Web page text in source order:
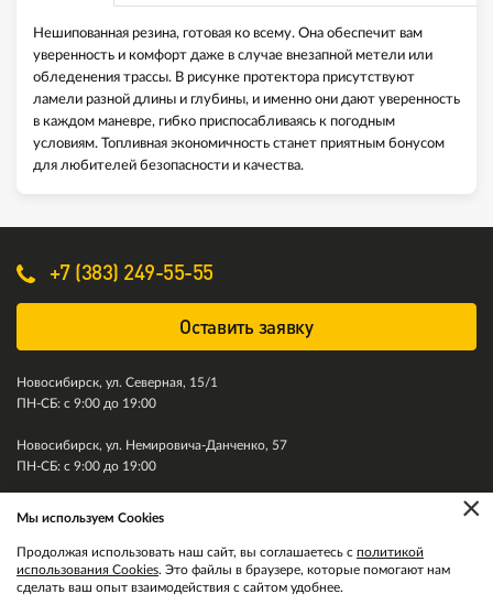
Нешипованная резина, готовая ко всему. Она обеспечит вам
уверенность и комфорт даже в случае внезапной метели или
обледенения трассы. В рисунке протектора присутствуют
ламели разной длины и глубины, и именно они дают уверенность
в каждом маневре, гибко приспосабливаясь к погодным
условиям. Топливная экономичность станет приятным бонусом
для любителей безопасности и качества.
+7 (383) 249-55-55
Оставить заявку
Новосибирск, ул. Северная, 15/1
ПН-СБ: с 9:00 до 19:00
Новосибирск, ул. Немировича-Данченко, 57
ПН-СБ: с 9:00 до 19:00
×
Мы используем Cookies
Продолжая использовать наш сайт, вы соглашаетесь с политикой
использования Cookies. Это файлы в браузере, которые помогают нам
сделать ваш опыт взаимодействия с сайтом удобнее.